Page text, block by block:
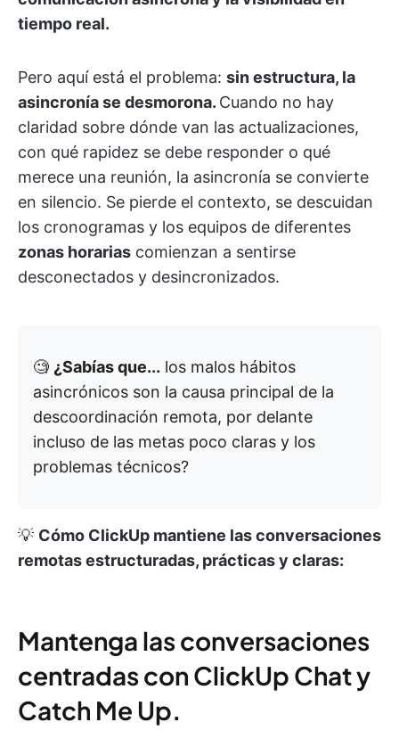
tiempo real.
Pero aquí está el problema: sin estructura, la
asincronía se desmorona. Cuando no hay
claridad sobre dónde van las actualizaciones,
con qué rapidez se debe responder o qué
merece una reunión, la asincronía se convierte
en silencio. Se pierde el contexto, se descuidan
los cronogramas y los equipos de diferentes
zonas horarias comienzan a sentirse
desconectados y desincronizados.
🧐 ¿Sabías que... los malos hábitos
asincrónicos son la causa principal de la
descoordinación remota, por delante
incluso de las metas poco claras y los
problemas técnicos?
💡 Cómo ClickUp mantiene las conversaciones
remotas estructuradas, prácticas y claras:
Mantenga las conversaciones
centradas con ClickUp Chat y
Catch Me Up.